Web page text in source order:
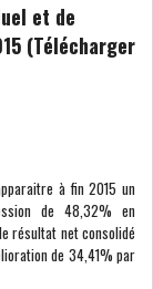
et de
(Télécharger
à fin 2015 un
de 48,32% en
résultat net consolidé
de 34,41% par